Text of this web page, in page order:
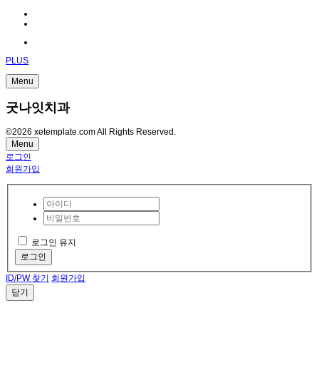
PLUS
Menu
굿나잇치과
©2026 xetemplate.com All Rights Reserved.
Menu
로그인
회원가입
로그인 유지
로그인
ID/PW 찾기 회원가입
닫기